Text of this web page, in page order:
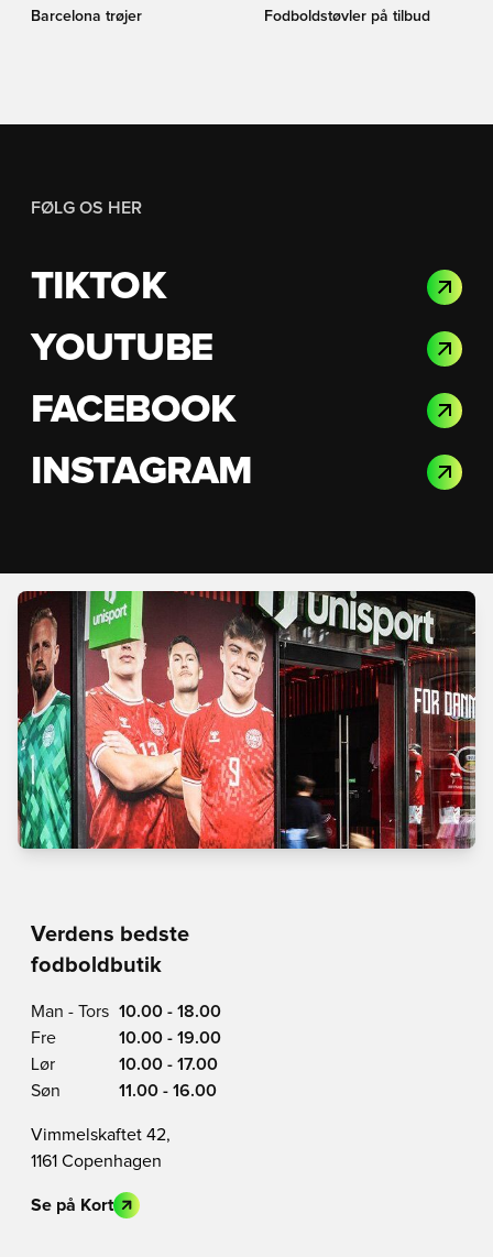
Barcelona trøjer Fodboldstøvler på tilbud
FØLG OS HER
TIKTOK
YOUTUBE
FACEBOOK
INSTAGRAM
Verdens bedste
fodboldbutik
Man - Tors 10.00 - 18.00
Fre
10.00 - 19.00
Lør
10.00 - 17.00
Søn
11.00 - 16.00
Vimmelskaftet 42,
1161 Copenhagen
Se på Kort